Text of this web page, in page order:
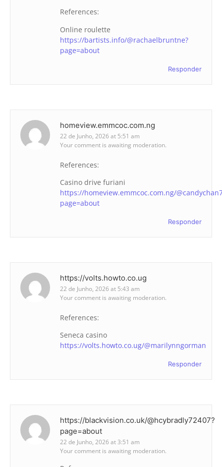
References:
Online roulette
https://bartists.info/@rachaelbruntne?
page=about
Responder
homeview.emmcoc.com.ng
22 de Junho, 2026 at 5:51 am
Your comment is awaiting moderation.
References:
Casino drive furiani
https://homeview.emmcoc.com.ng/
page=about
Responder
https://volts.howto.co.ug
22 de Junho, 2026 at 5:43 am
Your comment is awaiting moderation.
References:
Seneca casino
https://volts.howto.co.ug/@marilynngorman
Responder
https://blackvision.co.uk/@hcybradly72407?
page=about
22 de Junho, 2026 at 3:51 am
Your comment is awaiting moderation.